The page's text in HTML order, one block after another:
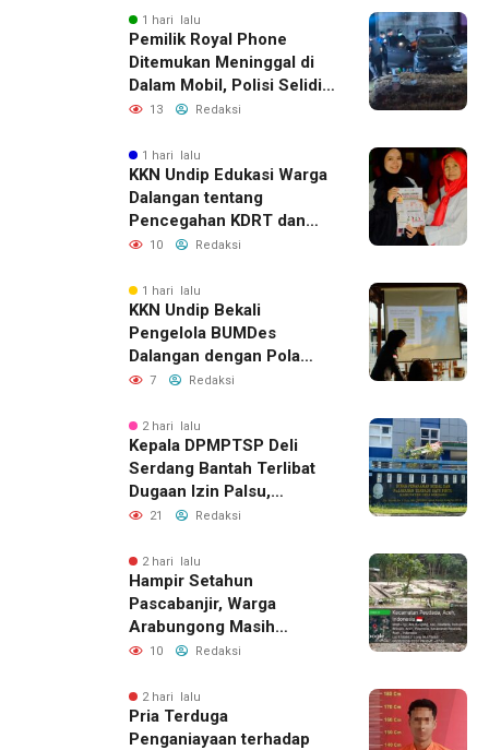
1 hari lalu
Pemilik Royal Phone
Ditemukan Meninggal di
Dalam Mobil, Polisi Selidiki
Dugaan Keterkaitan
13 Redaksi
1 hari lalu
KKN Undip Edukasi Warga
Dalangan tentang
Pencegahan KDRT dan
Komunikasi Keluarga
10 Redaksi
1 hari lalu
KKN Undip Bekali
Pengelola BUMDes
Dalangan dengan Pola
Pikir Inovatif
7 Redaksi
2 hari lalu
Kepala DPMPTSP Deli
Serdang Bantah Terlibat
Dugaan Izin Palsu,
Tegaskan Proses
Jalur Resmi
21 Redaksi
2 hari lalu
Hampir Setahun
Pascabanjir, Warga
Arabungong Masih
Menunggu Bantuan
10 Redaksi
2 hari lalu
Pria Terduga
Penganiayaan terhadap